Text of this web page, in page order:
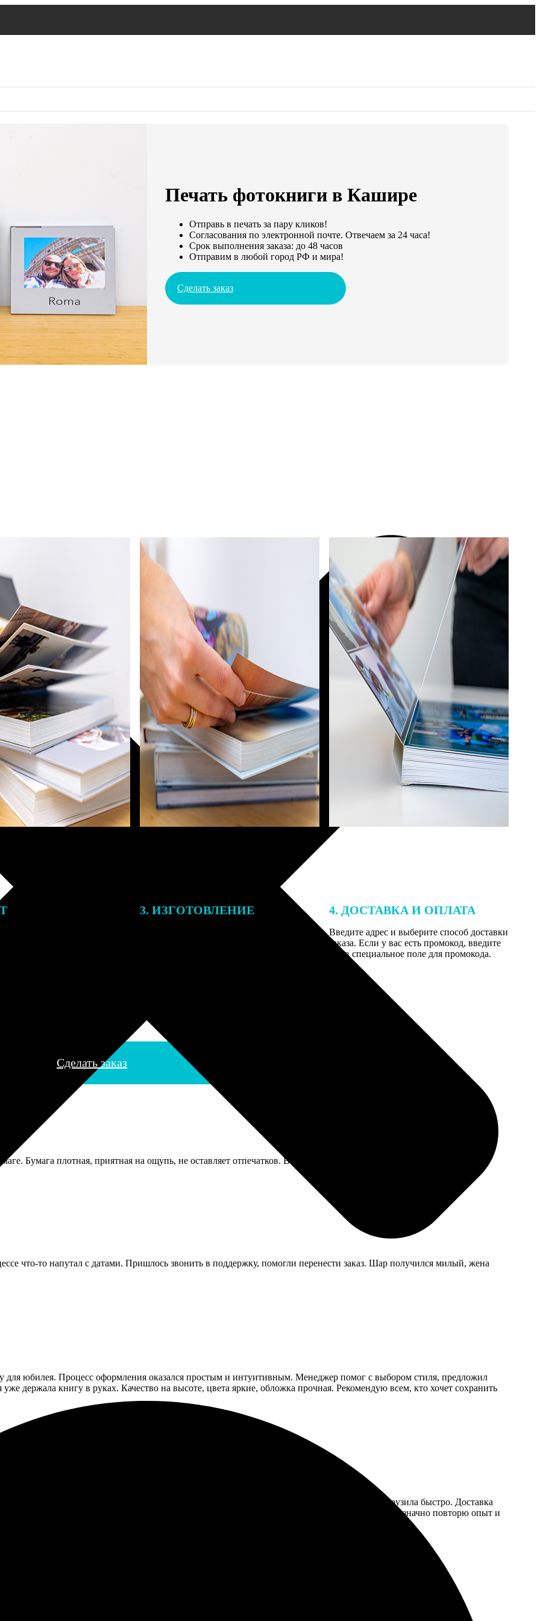
Печать фотокниги в Кашире
Отправь в печать за пару кликов!
Согласования по электронной почте. Отвечаем за 24 часа!
Срок выполнения заказа: до 48 часов
Отправим в любой город РФ и мира!
Сделать заказ
заказа к печати
могут связаться с Вами
3. ИЗГОТОВЛЕНИЕ 4. ДОСТАВКА И ОПЛАТА
Введите адрес и выберите способ доставки
заказа. Если у вас есть промокод, введите
его в специальное поле для промокода.
Сделать заказ
Бумага плотная, приятная на ощупь, не оставляет отпечатков. В рамке под стеклом выглядит отлично.
что-то напутал с датами. Пришлось звонить в поддержку, помогли перенести заказ. Шар получился милый, жена
для юбилея. Процесс оформления оказался простым и интуитивным. Менеджер помог с выбором стиля, предложил
держала книгу в руках. Качество на высоте, цвета яркие, обложка прочная. Рекомендую всем, кто хочет сохранить
в Кашире, осталась довольна. Процесс оформления понятный и простой, файл загрузила быстро. Доставка
цвета яркие и насыщенные. Порадовала упаковка, всё пришло в идеальном состоянии. Однозначно повторю опыт и